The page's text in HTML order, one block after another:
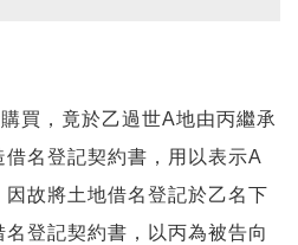
買，竟於乙過世A地由丙繼承
名登記契約書，用以表示A
故將土地借名登記於乙名下
登記契約書，以丙為被告向